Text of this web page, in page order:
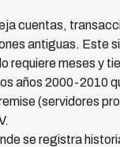
cuentas,
antiguas. Este
requiere meses y
años 2000-2010
(servidores
se registra